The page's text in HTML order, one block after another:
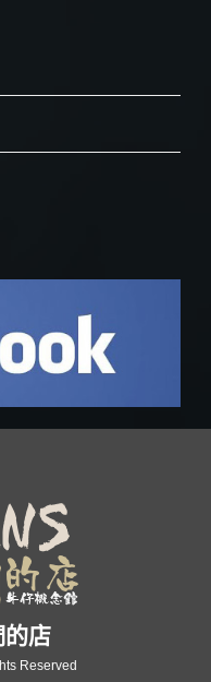
店
Reserved